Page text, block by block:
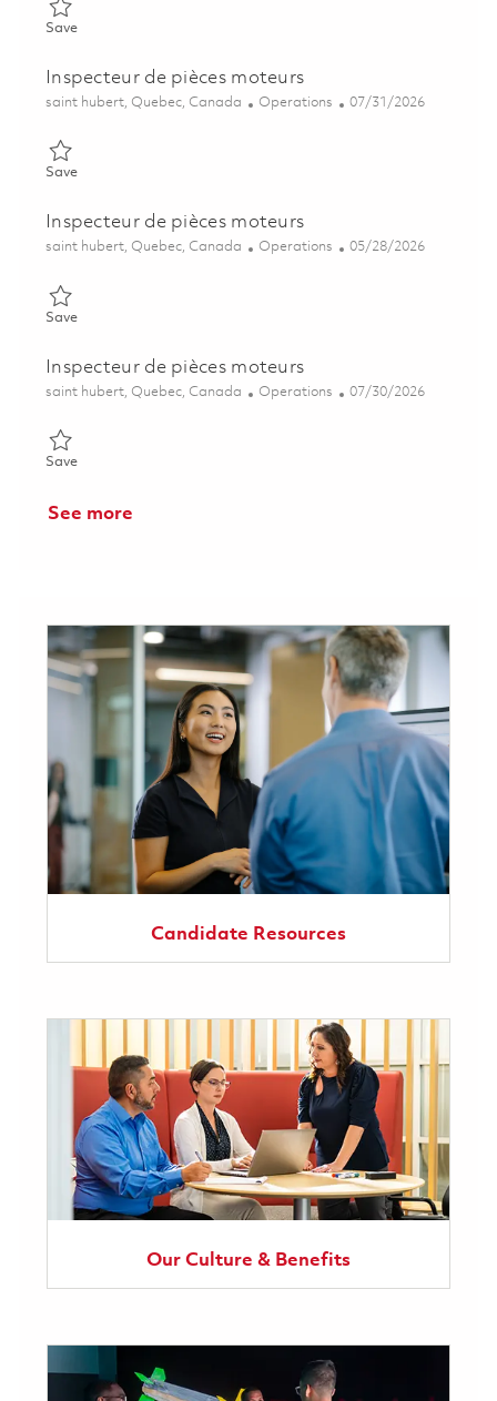
SaveSave Inspecteur de pièces moteurs 01859353
Inspecteur de pièces moteurs
Location
saint hubert, Quebec, Canada Category
Operations Posted Date
07/31/2026
SaveSave Inspecteur de pièces moteurs 01799387
Inspecteur de pièces moteurs
Location
saint hubert, Quebec, Canada Category
Operations Posted Date
05/28/2026
SaveSave Inspecteur de pièces moteurs 01842140
Inspecteur de pièces moteurs
Location
saint hubert, Quebec, Canada Category
Operations Posted Date
07/30/2026
SaveSave Inspecteur de pièces moteurs 01828310
See more
Candidate Resources
Our Culture & Benefits